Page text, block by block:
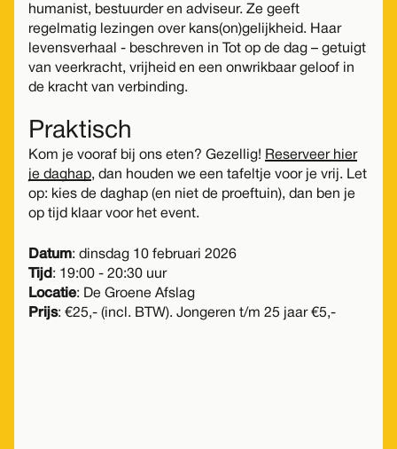
humanist, bestuurder en adviseur. Ze geeft
regelmatig lezingen over kans(on)gelijkheid. Haar
levensverhaal - beschreven in Tot op de dag – getuigt
van veerkracht, vrijheid en een onwrikbaar geloof in
de kracht van verbinding.
Praktisch
Kom je vooraf bij ons eten? Gezellig! Reserveer hier
je daghap, dan houden we een tafeltje voor je vrij. Let
op: kies de daghap (en niet de proeftuin), dan ben je
op tijd klaar voor het event.
Datum: dinsdag 10 februari 2026
Tijd : 19:00 - 20:30 uur
Locatie: De Groene Afslag
Prijs: €25,- (incl. BTW). Jongeren t/m 25 jaar €5,-